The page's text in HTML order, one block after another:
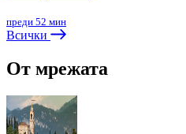
преди 52 мин
Всички
От мрежата